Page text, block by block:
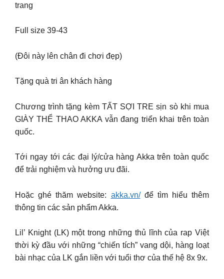
trang
Full size 39-43
(Đôi này lên chân đi chơi đẹp)
Tặng quà tri ân khách hàng
Chương trình tặng kèm TẤT SỢI TRE sịn sò khi mua
GIÀY THỂ THAO AKKA vẫn đang triển khai trên toàn
quốc.
Tới ngay tới các đại lý/cửa hàng Akka trên toàn quốc
để trải nghiệm và hưởng ưu đãi.
Hoặc ghé thăm website: akka.vn/để tìm hiểu thêm
thông tin các sản phẩm Akka.
Lil’ Knight (LK) một trong những thủ lĩnh của rap Việt
thời kỳ đầu với những “chiến tích” vang dội, hàng loạt
bài nhạc của LK gắn liền với tuổi thơ của thế hệ 8x 9x.